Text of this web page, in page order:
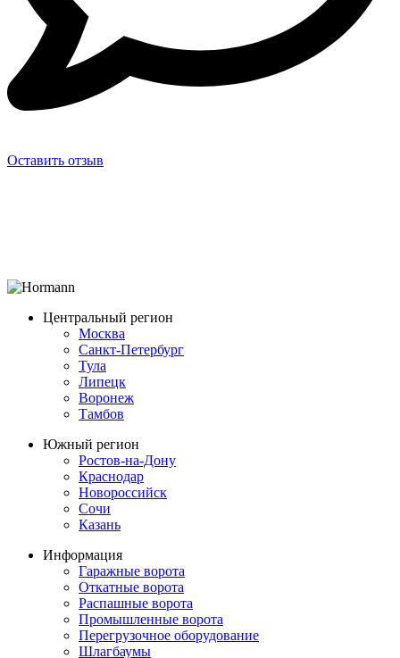
Оставить отзыв
Центральный регион
Москва
Санкт-Петербург
Тула
Липецк
Воронеж
Тамбов
Южный регион
Ростов-на-Дону
Краснодар
Новороссийск
Сочи
Казань
Информация
Гаражные ворота
Откатные ворота
Распашные ворота
Промышленные ворота
Перегрузочное оборудование
Шлагбаумы